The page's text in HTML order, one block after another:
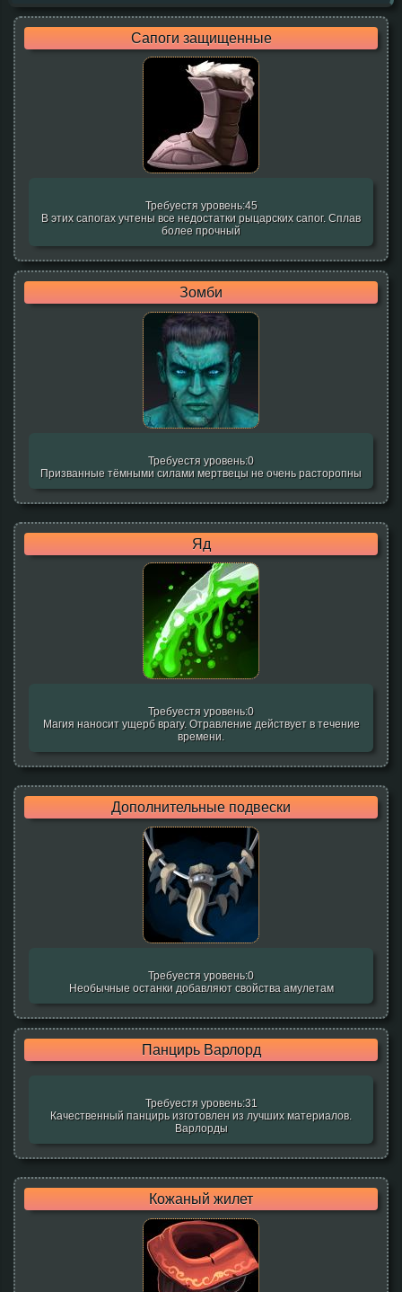
Сапоги защищенные
Требуестя уровень:45
В этих сапогах учтены все недостатки рыцарских сапог. Сплав
более прочный
Зомби
Требуестя уровень:0
Призванные тёмными силами мертвецы не очень расторопны
Яд
Требуестя уровень:0
Магия наносит ущерб врагу. Отравление действует в течение
времени.
Дополнительные подвески
Требуестя уровень:0
Необычные останки добавляют свойства амулетам
Панцирь Варлорд
Требуестя уровень:31
Качественный панцирь изготовлен из лучших материалов.
Варлорды
Кожаный жилет